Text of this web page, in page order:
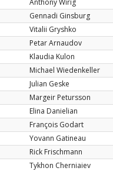
Anthony Wirig
Gennadi Ginsburg
Vitalii Gryshko
Petar Arnaudov
Klaudia Kulon
Michael Wiedenkeller
Julian Geske
Margeir Petursson
Elina Danielian
François Godart
Yovann Gatineau
Rick Frischmann
Tykhon Cherniaiev